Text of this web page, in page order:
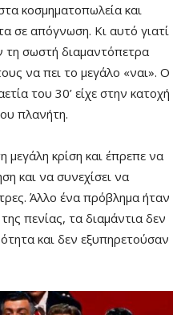
κοσμηματοπωλεία και
σε απόγνωση. Κι αυτό γιατί
σωστή διαμαντόπετρα
να πει το μεγάλο «ναι». Ο
του 30’ είχε στην κατοχή
πλανήτη.
κρίση και έπρεπε να
και να συνεχίσει να
Άλλο ένα πρόβλημα ήταν
πενίας, τα διαμάντια δεν
και δεν εξυπηρετούσαν